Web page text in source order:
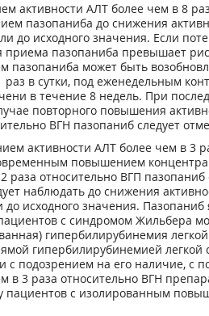
активности АЛТ более чем в 8
пазопаниба до снижения
до исходного значения. Если
приема пазопаниба превышает
пазопаниба может быть
в сутки, под еженедельным
в течение 8 недель. При
повторного повышения
ВГН пазопаниб следует
активности АЛТ более чем в 3
повышением
раза относительно ВГП пазопаниб
наблюдать до снижения
до исходного значения. Пазопаниб
с синдромом Жильбера
гипербилирубинемия
гипербилирубинемией легкой
с подозрением на его наличие, с
в 3 раза относительно ВГН
пациентов с изолированным